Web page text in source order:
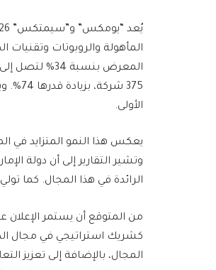
المأهولة والروبوتات
الأولى.
يعكس هذا النمو المتزايد في
وتشير التقارير إلى أن دولة
الرائدة في هذا المجال. كما
من المتوقع أن يستمر الإعلان
كشريك استراتيجي في مجال
المجال، بالإضافة إلى تعزيز